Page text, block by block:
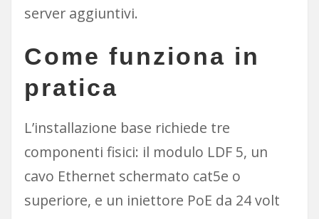
server aggiuntivi.
Come funziona in
pratica
L’installazione base richiede tre
componenti fisici: il modulo LDF 5, un
cavo Ethernet schermato cat5e o
superiore, e un iniettore PoE da 24 volt